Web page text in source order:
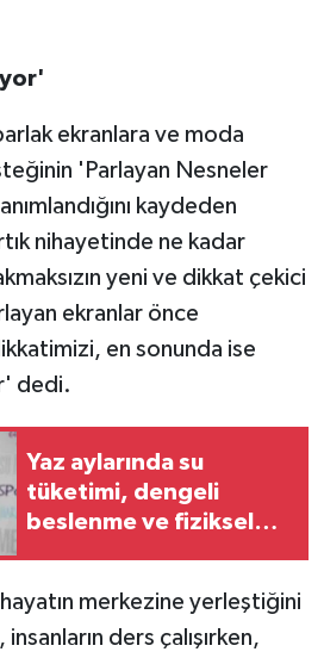
ekranlara ve moda
'Parlayan Nesneler
kaydeden
nihayetinde ne kadar
yeni ve dikkat çekici
ekranlar önce
en sonunda ise
dedi.
Yaz aylarında su
tüketimi, dengeli
beslenme ve fiziksel
merkezine yerleştiğini
ders çalışırken,